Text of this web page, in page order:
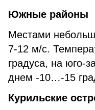
Южные районы
Местами
7-12 м/с.
градуса, на юго-
днем -10…-15
Курильские